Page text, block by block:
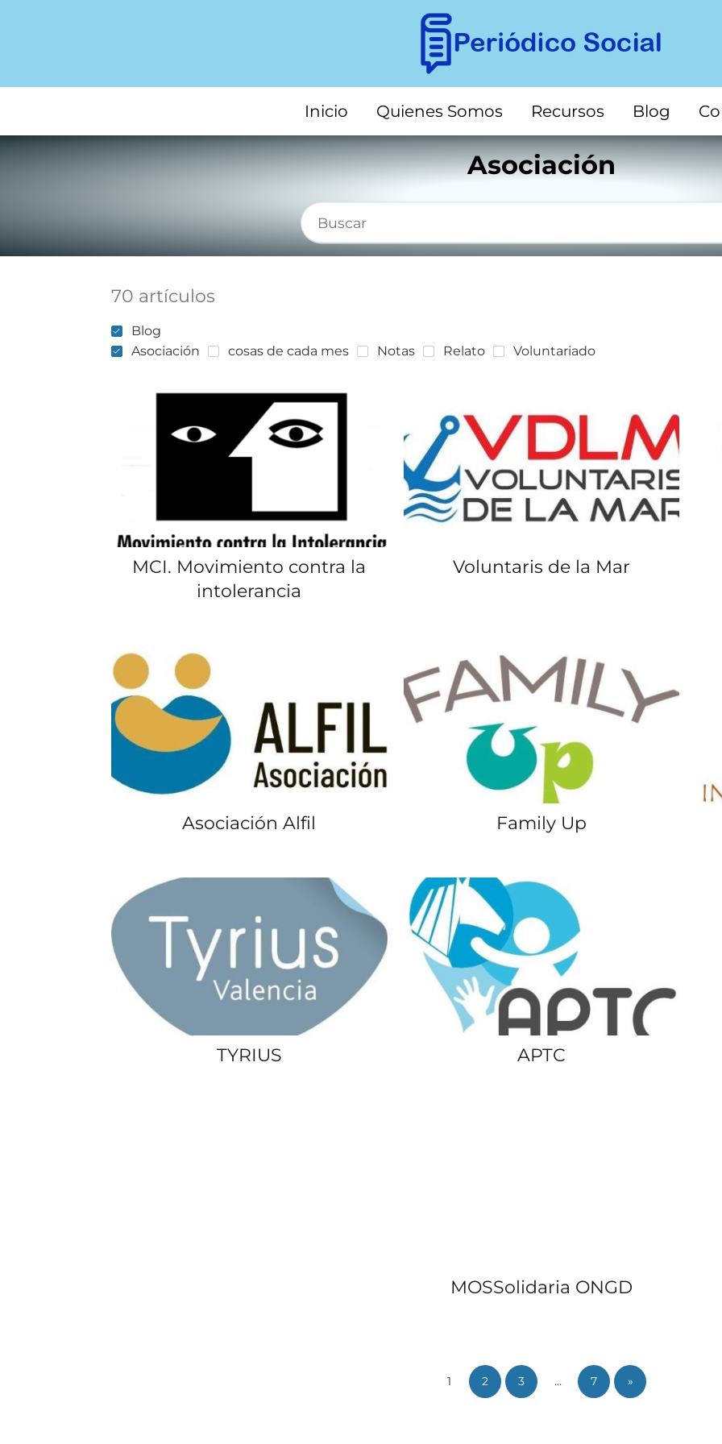
Inicio Quienes Somos Recursos Blog
Asociación
70 artículos
Blog
Asociación
cosas de cada mes Notas Relato Voluntariado
MCI. Movimiento contra la
intolerancia
Voluntaris de la Mar
Asociación Alfil Family Up
TYRIUS APTC
MOSSolidaria ONGD
1 2 3 … 7 »